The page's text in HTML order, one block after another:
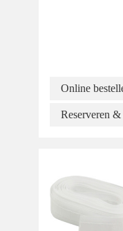
Online
Reserveren &